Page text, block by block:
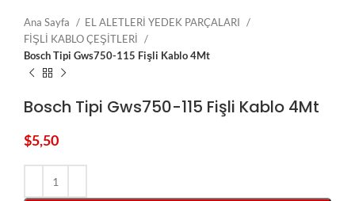
Ana Sayfa
EL ALETLERİ YEDEK PARÇALARI
FİŞLİ KABLO ÇEŞİTLERİ
Bosch Tipi Gws750-115 Fişli Kablo 4Mt
Bosch Tipi Gws750-115 Fişli Kablo 4Mt
$5,50